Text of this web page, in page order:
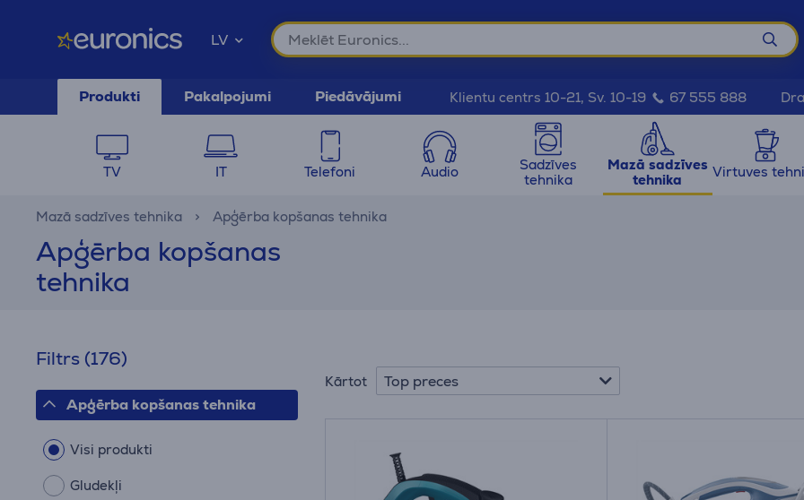
LV
Produkti Pakalpojumi Piedāvājumi Klientu centrs 10-21, Sv. 10-19 67 555 888
TV IT Telefoni Audio
Sadzīves
tehnika
Mazā sadzīves
tehnika
Virtuves
Mazā sadzīves tehnika Apģērba kopšanas tehnika
Apģērba kopšanas
tehnika
Filtrs (176)
Apģērba kopšanas tehnika
Visi produkti
Gludekļi
Kārtot Top preces